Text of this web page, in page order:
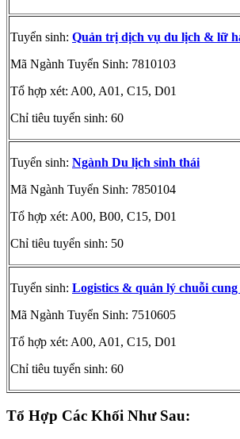
Tuyển sinh: Quản trị dịch vụ du lịch & lữ
Mã Ngành Tuyển Sinh: 7810103
Tổ hợp xét: A00, A01, C15, D01
Chỉ tiêu tuyển sinh: 60
Tuyển sinh: Ngành Du lịch sinh thái
Mã Ngành Tuyển Sinh: 7850104
Tổ hợp xét: A00, B00, C15, D01
Chỉ tiêu tuyển sinh: 50
Tuyển sinh: Logistics & quản lý chuỗi
Mã Ngành Tuyển Sinh: 7510605
Tổ hợp xét: A00, A01, C15, D01
Chỉ tiêu tuyển sinh: 60
Tổ Hợp Các Khối Như Sau: